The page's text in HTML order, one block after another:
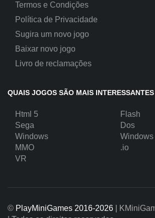
Termos e Condições
Política de Privacidade
Sugira um novo jogo
Baixar novo jogo
Livro de reclamações
QUAIS JOGOS SÃO MAIS
Html 5
Flash
Sega
Dos
Windows
Windows
MMO
.io
VR
© PlayMiniGames 2016-2026 |